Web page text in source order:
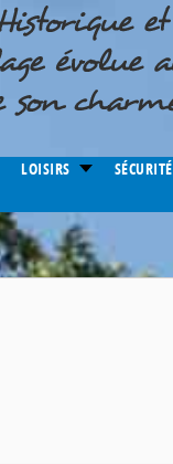
LOISIRS SÉCURITÉ